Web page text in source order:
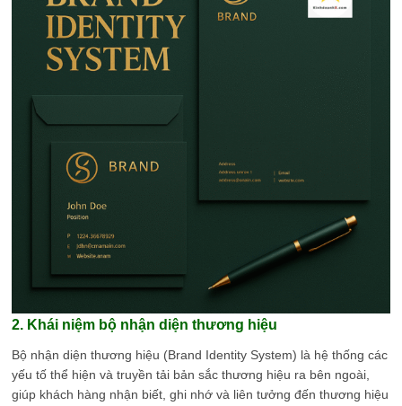
2. Khái niệm bộ nhận diện thương hiệu
Bộ nhận diện thương hiệu (Brand Identity System) là hệ thống các
yếu tố thể hiện và truyền tải bản sắc thương hiệu ra bên ngoài,
giúp khách hàng nhận biết, ghi nhớ và liên tưởng đến thương hiệu